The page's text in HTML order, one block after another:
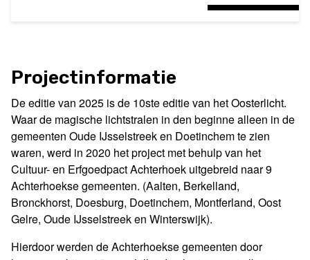
Projectinformatie
De editie van 2025 is de 10ste editie van het Oosterlicht.
Waar de magische lichtstralen in den beginne alleen in de
gemeenten Oude IJsselstreek en Doetinchem te zien
waren, werd in 2020 het project met behulp van het
Cultuur- en Erfgoedpact Achterhoek uitgebreid naar 9
Achterhoekse gemeenten. (Aalten, Berkelland,
Bronckhorst, Doesburg, Doetinchem, Montferland, Oost
Gelre, Oude IJsselstreek en Winterswijk).
Hierdoor werden de Achterhoekse gemeenten door